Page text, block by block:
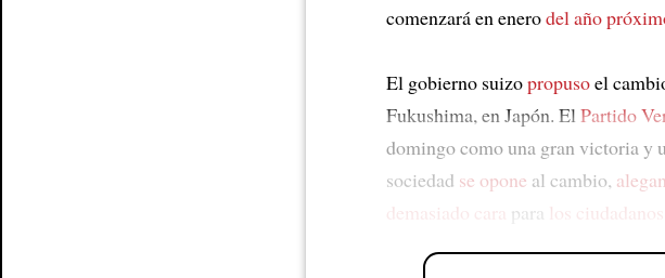
comenzará en enerodel año
El gobierno suizopropusoel
Fukushima, en Japón. El Partido
domingo como una gran victoria y
sociedad se opone al cambio,
demasiado cara para los ciudadanos